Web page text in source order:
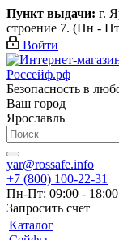
Пункт выдачи: г.
строение 7. (Пн -
Войти
Безопасность в
Ваш город
Ярославль
yar@rossafe.info
+7 (800) 100-22-31
Пн-Пт: 09:00 - 18:00
Запросить счет
Каталог